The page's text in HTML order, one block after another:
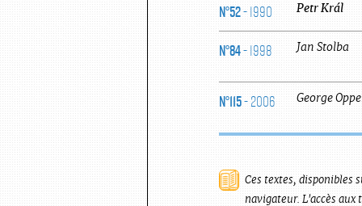
N°52- 1990 Petr Král
N°84- 1998 Jan Stolba
N°115- 2006 George
Ces textes, disponibles
navigateur. L'accès aux